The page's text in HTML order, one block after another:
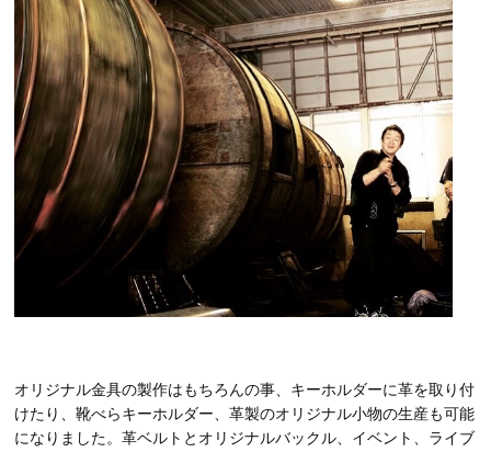
オリジナル金具の製作はもちろんの事、キーホルダーに革を取り付
けたり、靴べらキーホルダー、革製のオリジナル小物の生産も可能
になりました。革ベルトとオリジナルバックル、イベント、ライブ